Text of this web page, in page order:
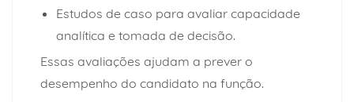
Estudos de caso para avaliar capacidade
analítica e tomada de decisão.
Essas avaliações ajudam a prever o
desempenho do candidato na função.